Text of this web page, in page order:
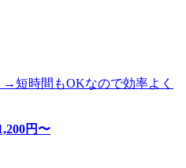
→短時間もOKなので効率よく
円〜